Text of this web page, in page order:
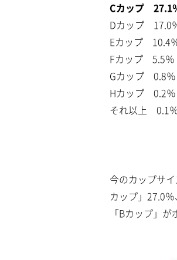
Cカップ 27.1
Dカップ 17.0
Eカップ 10.4
Fカップ 5.5％
Gカップ 0.8％
Hカップ 0.2％
それ以上 0.1
今のカップサ
カップ」27.0
「Bカップ」